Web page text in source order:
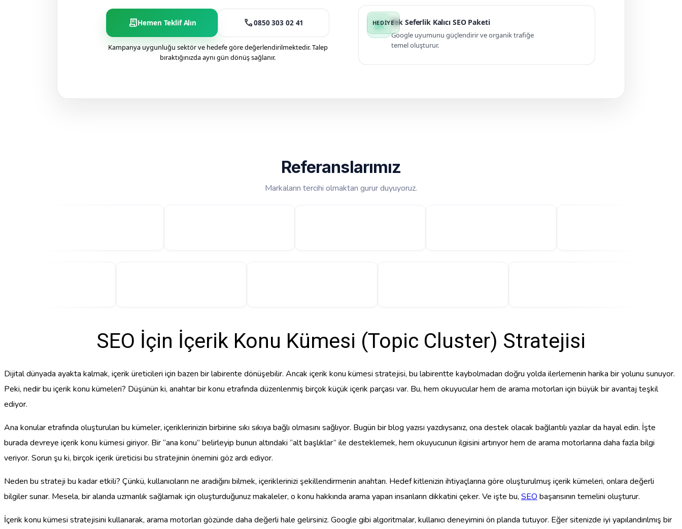
receipt_longHemen Teklif Alın call0850 303 02 41
Kampanya uygunluğu sektör ve hedefe göre değerlendirilmektedir. Talep
bıraktığınızda aynı gün dönüş sağlanır.
manage_search Tek Seferlik Kalıcı SEO Paketi
Google uyumunu güçlendirir ve organik trafiğe
temel oluşturur.
Referanslarımız
Markaların tercihi olmaktan gurur duyuyoruz.
SEO İçin İçerik Konu Kümesi (Topic Cluster) Stratejisi
Dijital dünyada ayakta kalmak, içerik üreticileri için bazen bir labirente dönüşebilir. Ancak içerik konu kümesi stratejisi, bu labirentte kaybolmadan doğru yolda ilerlemenin harika bir yolunu sunuyor.
Peki, nedir bu içerik konu kümeleri? Düşünün ki, anahtar bir konu etrafında düzenlenmiş birçok küçük içerik parçası var. Bu, hem okuyucular hem de arama motorları için büyük bir avantaj teşkil
ediyor.
Ana konular etrafında oluşturulan bu kümeler, içeriklerinizin birbirine sıkı sıkıya bağlı olmasını sağlıyor. Bugün bir blog yazısı yazdıysanız, ona destek olacak bağlantılı yazılar da hayal edin. İşte
burada devreye içerik konu kümesi giriyor. Bir “ana konu” belirleyip bunun altındaki “alt başlıklar” ile desteklemek, hem okuyucunun ilgisini artırıyor hem de arama motorlarına daha fazla bilgi
veriyor. Sorun şu ki, birçok içerik üreticisi bu stratejinin önemini göz ardı ediyor.
Neden bu strateji bu kadar etkili? Çünkü, kullanıcıların ne aradığını bilmek, içeriklerinizi şekillendirmenin anahtarı. Hedef kitlenizin ihtiyaçlarına göre oluşturulmuş içerik kümeleri, onlara değerli
bilgiler sunar. Mesela, bir alanda uzmanlık sağlamak için oluşturduğunuz makaleler, o konu hakkında arama yapan insanların dikkatini çeker. Ve işte bu, SEO başarısının temelini oluşturur.
İçerik konu kümesi stratejisini kullanarak, arama motorları gözünde daha değerli hale gelirsiniz. Google gibi algoritmalar, kullanıcı deneyimini ön planda tutuyor. Eğer sitenizde iyi yapılandırılmış bir